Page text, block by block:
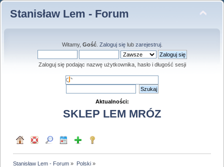
Stanisław Lem - Forum
Witamy, Gość. Zaloguj sięlub zarejestruj.
Zaloguj się podając nazwę użytkownika, hasło i długość sesji
Aktualności:
SKLEP LEM MRÓZ
Stanisław Lem - Forum » Polski»